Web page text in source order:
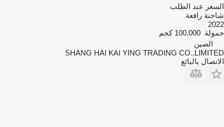
السعر عند الطلب
شاحنة رافعة
2022
حمولة 100.000 كجم
الصين
SHANG HAI KAI YING TRADING CO.,LIMITED
الاتصال بالبائع